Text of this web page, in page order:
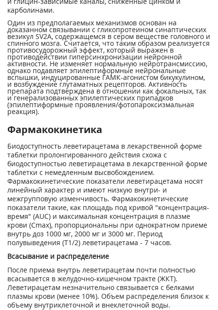
карболинами.
Один из предполагаемых механизмов основан на
доказанном связывании с гликопротеином синаптических
везикул SV2A, содержащемся в сером веществе головного и
спинного мозга. Считается, что таким образом реализуется
противосудорожный эффект, который выражен в
противодействии гиперсинхронизации нейронной
активности. Не изменяет нормальную нейротрансмиссию,
однако подавляет эпилептиформные нейрональные
вспышки, индуцированные ГАМК-агонистом бикукулином,
и возбуждение глутаматных рецепторов. Активность
препарата подтверждена в отношении как фокальных, так
и генерализованных эпилептических припадков
(эпилептиформные проявления/фотопароксизмальная
реакция).
Фармакокинетика
Биодоступность леветирацетама в лекарственной форме
таблетки пролонгированного действия схожа с
биодоступностью леветирацетама в лекарственной форме
таблетки с немедленным высвобождением.
Фармакокинетические показатели леветирацетама носят
линейный характер и имеют низкую внутри- и
межгрупповую изменчивость. Фармакокинетические
показатели такие, как площадь под кривой "концентрация-
время" (AUC) и максимальная концентрация в плазме
крови (Сmах), пропорциональны при однократном приеме
внутрь доз 1000 мг, 2000 мг и 3000 мг. Период
полувыведения (Т1/2) леветирацетама - 7 часов.
Всасывание и распределение
После приема внутрь леветирацетам почти полностью
всасывается в желудочно-кишечном тракте (ЖКТ).
Леветирацетам незначительно связывается с белками
плазмы крови (менее 10%). Объем распределения близок к
объему внутриклеточной и внеклеточной воды.